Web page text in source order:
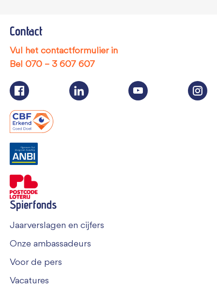
Contact
Vul het contactformulier in
Bel 070 – 3 607 607
Spierfonds
Jaarverslagen en cijfers
Onze ambassadeurs
Voor de pers
Vacatures